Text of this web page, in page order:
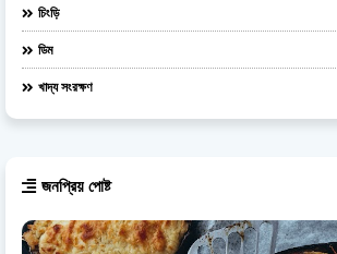
চিংড়ি
ডিম
খাদ্য সংরক্ষণ
জনপ্রিয় পোষ্ট